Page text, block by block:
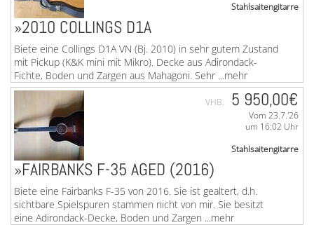
»VOSS-OM / AKUSTIKGITARRE
Alexander Voss-OM-Steelstring (mit Koffer). Diese
hervorragende Voss-Om ist komplett handgebaut.
Vollmassiv. Baujahr 2017, handsigniert. Die Decke ist aus
...mehr
Stahlsaitengitarre
»2010 COLLINGS D1A
Biete eine Collings D1A VN (Bj. 2010) in sehr gutem Zustand
mit Pickup (K&K mini mit Mikro). Decke aus Adirondack-
Fichte, Boden und Zargen aus Mahagoni. Sehr ...mehr
VHB. 5 950,00€
Vom 23.7.'26
um 16:02 Uhr
Stahlsaitengitarre
»FAIRBANKS F-35 AGED (2016)
Biete eine Fairbanks F-35 von 2016. Sie ist gealtert, d.h.
sichtbare Spielspuren stammen nicht von mir. Sie besitzt
eine Adirondack-Decke, Boden und Zargen ...mehr